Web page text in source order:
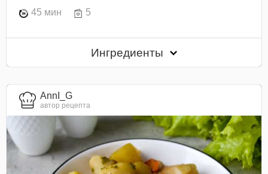
45 мин 5
Ингредиенты
AnnI_G
автор рецепта